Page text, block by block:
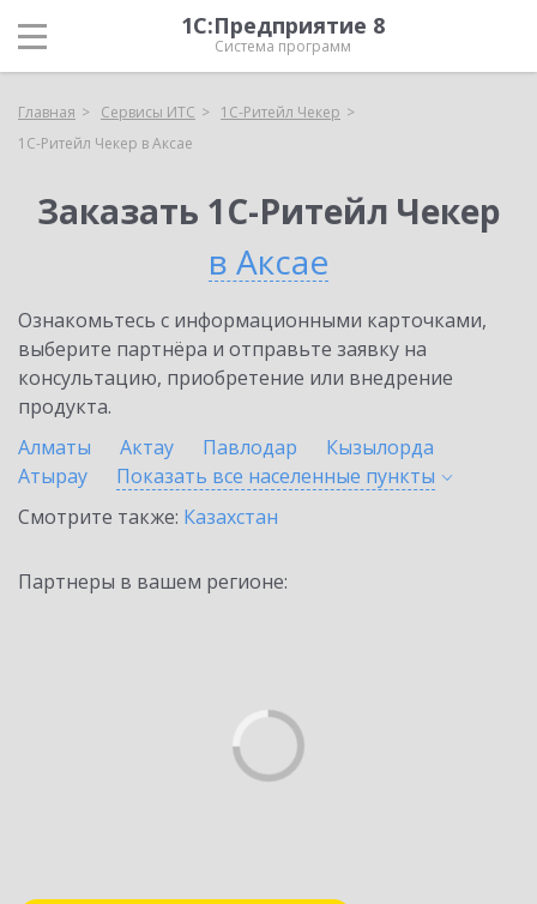
1С:Предприятие 8
Система программ
Главная Сервисы ИТС
1C-Ритейл Чекер
1C-Ритейл Чекер в Аксае
Заказать 1C-Ритейл Чекер
в Аксае
Ознакомьтесь с информационными карточками,
выберите партнёра и отправьте заявку на
консультацию, приобретение или внедрение
продукта.
Алматы
Актау Павлодар
Кызылорда
Атырау
Показать все населенные пункты
Смотрите также: Казахстан
Партнеры в вашем регионе: